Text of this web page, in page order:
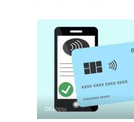
Обзоры